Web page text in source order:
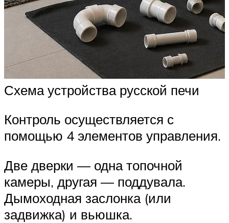
Схема устройства русской печи
Контроль осуществляется с
помощью 4 элементов управления.
Две дверки — одна топочной
камеры, другая — поддувала.
Дымоходная заслонка (или
задвижка) и вьюшка.